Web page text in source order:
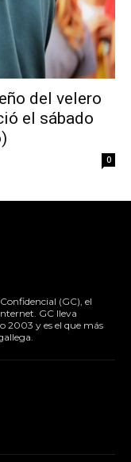
del velero
el sábado
0
(GC), el
GC lleva
2003 y es el que más